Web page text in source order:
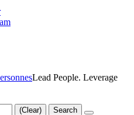
Lead People. Leverage
(Clear) Search